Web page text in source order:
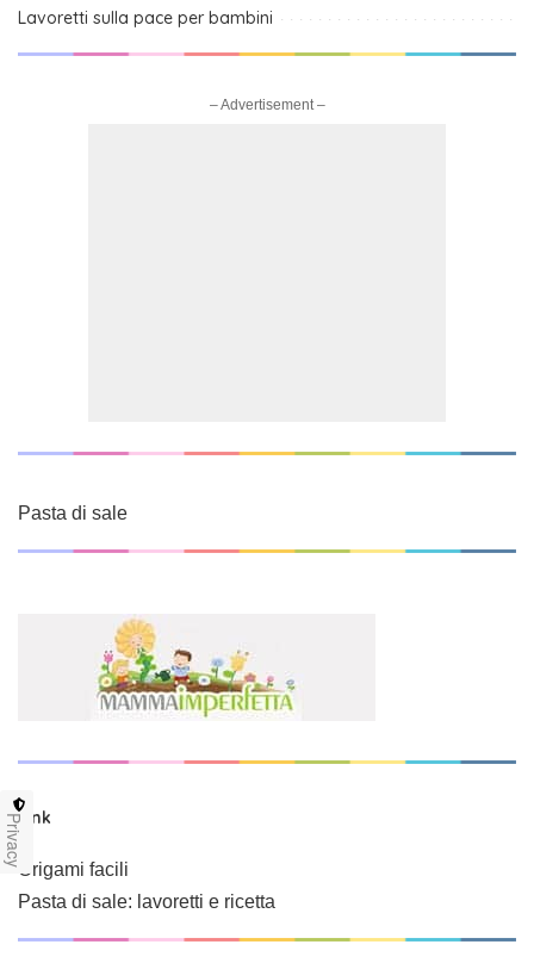
Lavoretti sulla pace per bambini
– Advertisement –
Pasta di sale
Link
Origami facili
Pasta di sale: lavoretti e ricetta
Privacy